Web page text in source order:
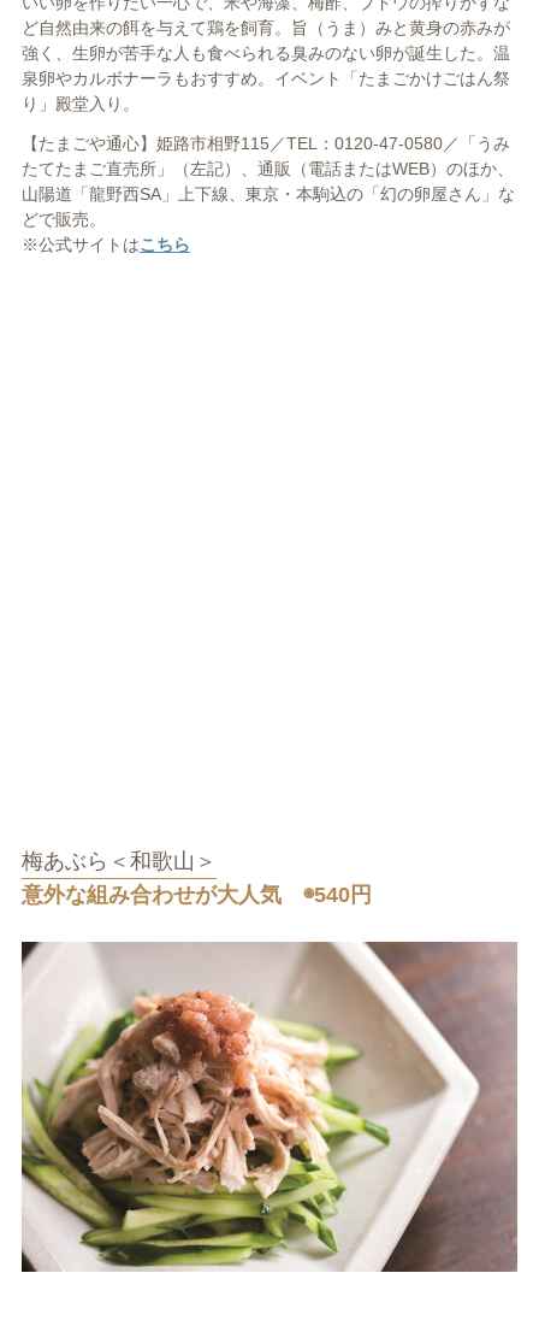
ど自然由来の餌を与えて鶏を飼育。旨（うま）みと黄身の赤みが
強く、生卵が苦手な人も食べられる臭みのない卵が誕生した。温
泉卵やカルボナーラもおすすめ。イベント「たまごかけごはん祭
り」殿堂入り。
【たまごや通心】姫路市相野115／TEL：0120-47-0580／「うみ
たてたまご直売所」（左記）、通販（電話またはWEB）のほか、
山陽道「龍野西SA」上下線、東京・本駒込の「幻の卵屋さん」な
どで販売。
※公式サイトはこちら
梅あぶら＜和歌山＞
意外な組み合わせが大人気 ◉540円